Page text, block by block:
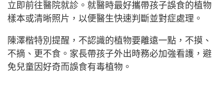
立即前往醫院就診。就醫時最好攜帶孩子誤食的植物
樣本或清晰照片，以便醫生快速判斷並對症處理。
陳澤楷特別提醒，不認識的植物要離遠一點，不摸、
不摘、更不食。家長帶孩子外出時務必加強看護，避
免兒童因好奇而誤食有毒植物。